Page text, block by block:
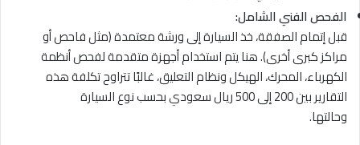
الفحص الفني الشامل:
قبل إتمام الصفقة، خذ السيارة إلى ورشة معتمدة (مثل فاحص أو
مراكز كبرى أخرى). هنا يتم استخدام أجهزة متقدمة لفحص أنظمة
الكهرباء، المحرك، الهيكل ونظام التعليق، غالبًا تتراوح تكلفة هذه
التقارير بين 200 إلى 500 ريال سعودي بحسب نوع السيارة
وحالتها.